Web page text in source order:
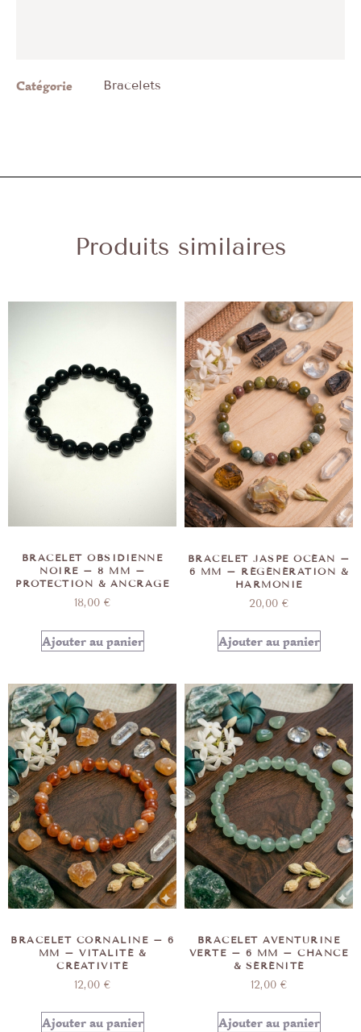
Catégorie Bracelets
Produits similaires
BRACELET OBSIDIENNE
NOIRE – 8 MM –
PROTECTION & ANCRAGE
18,00 €
Ajouter au panier
BRACELET JASPE OCÉAN –
6 MM – RÉGÉNÉRATION &
HARMONIE
20,00 €
Ajouter au panier
BRACELET CORNALINE – 6
MM – VITALITÉ &
CRÉATIVITÉ
12,00 €
Ajouter au panier
BRACELET AVENTURINE
VERTE – 6 MM – CHANCE
& SÉRÉNITÉ
12,00 €
Ajouter au panier